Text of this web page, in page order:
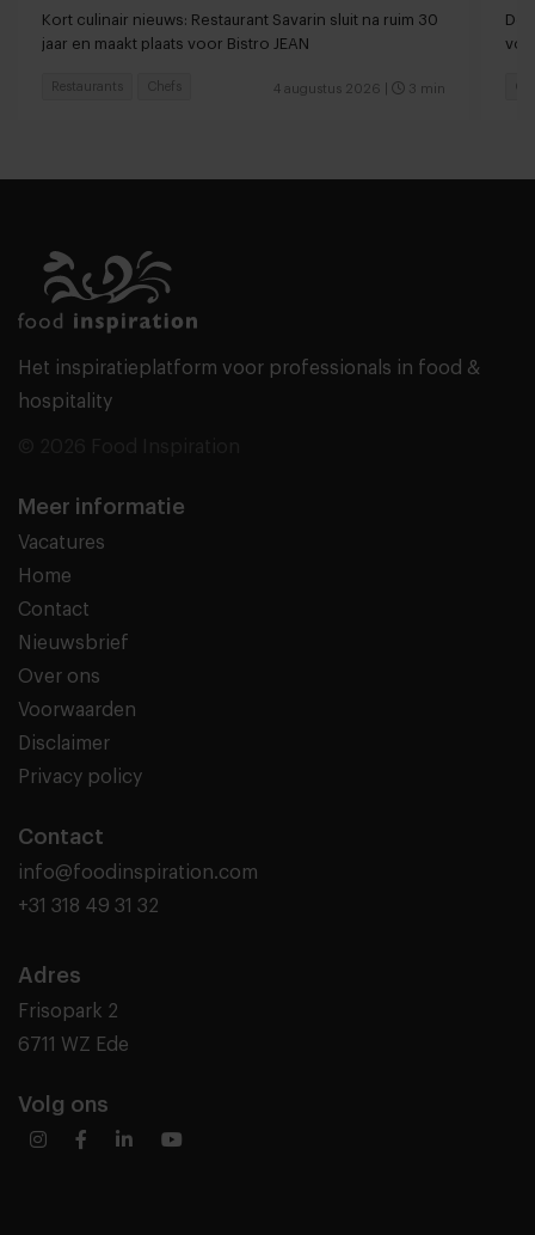
Kort culinair nieuws: Restaurant Savarin sluit na ruim 30
jaar en maakt plaats voor Bistro JEAN
4 augustus 2026 3 min
Restaurants Chefs
De
Het inspiratieplatform voor professionals in food &
hospitality
Meer informatie
Vacatures
Home
Contact
Nieuwsbrief
Over ons
Voorwaarden
Disclaimer
Privacy policy
Contact
info@foodinspiration.com
+31 318 49 31 32
Adres
Frisopark 2
6711 WZ Ede
Volg ons